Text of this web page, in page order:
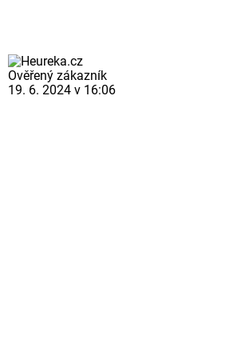
Ověřený zákazník
19. 6. 2024 v 16:06